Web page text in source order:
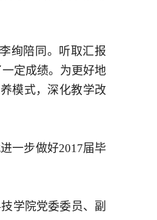
绚陪同。听取汇报
定成绩。为更好地
模式，深化教学改
一步做好2017届毕
学院党委委员、副